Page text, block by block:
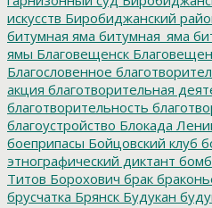
искусств Биробиджанский
битумная яма битумная_яма
ямы Благовещенск
Благословенное
акция благотворительная
благотворительность
благоустройство Блокада
боеприпасы Бойцовский клуб
этнографический диктант
Титов Борохович брак
брусчатка Брянск Будукан